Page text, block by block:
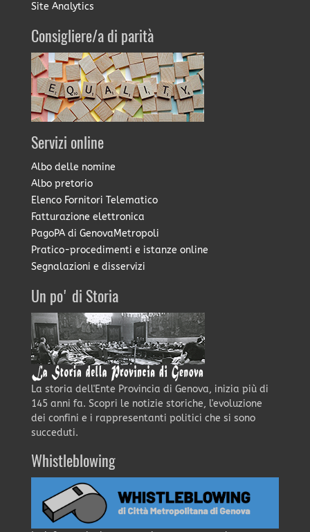
Site Analytics
Consigliere/a di parità
Servizi online
Albo delle nomine
Albo pretorio
Elenco Fornitori Telematico
Fatturazione elettronica
PagoPA di GenovaMetropoli
Pratico-procedimenti e istanze online
Segnalazioni e disservizi
Un po' di Storia
La storia dell'Ente Provincia di Genova, inizia più di
145 anni fa. Scopri le notizie storiche, l'evoluzione
dei confini e i rappresentanti politici che si sono
succeduti.
Whistleblowing